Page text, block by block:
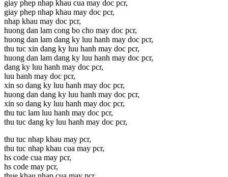
giay phep nhap khau cua may doc pcr,
giay phep nhap khau may doc pcr,
nhap khau may doc pcr,
huong dan lam cong bo cho may doc pcr,
huong dan lam dang ky luu hanh may doc pcr,
thu tuc xin dang ky luu hanh may doc pcr,
huong dan lam dang ky luu hanh may doc pcr,
dang ky luu hanh may doc pcr,
luu hanh may doc pcr,
xin so dang ky luu hanh may doc pcr,
huong dan dang ky luu hanh may doc pcr,
xin so dang ky luu hanh may doc pcr,
thu tuc lam luu hanh may doc pcr,
thu tuc dang ky luu hanh may doc pcr,
thu tuc nhap khau may pcr,
thu tuc nhap khau cua may pcr,
hs code cua may pcr,
hs code may pcr,